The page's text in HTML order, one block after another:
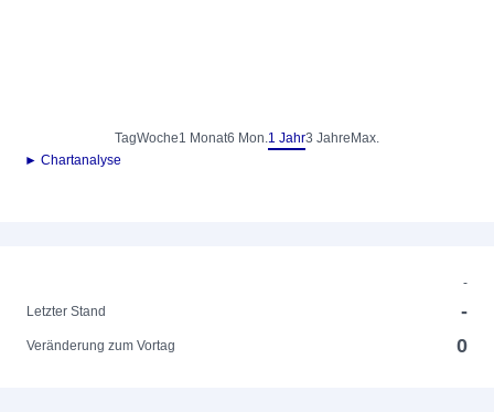
TagWoche1 Monat6 Mon.1 Jahr3 Jahre Max.
► Chartanalyse
-
Letzter Stand
-
Veränderung zum Vortag 0